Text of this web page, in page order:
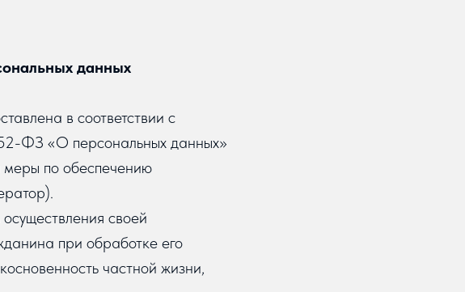
данных
в соответствии с
ФЗ «О персональных данных»
меры по обеспечению
своей
при обработке его
частной жизни,